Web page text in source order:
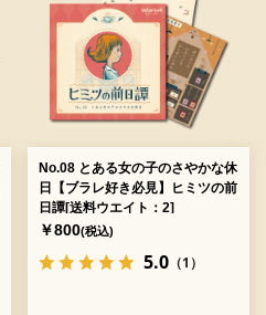
No.08 とある女の子のさやかな休
日【ブラレ好き必見】ヒミツの前
日譚[送料ウエイト：2]
￥800(税込)
5.0（1）